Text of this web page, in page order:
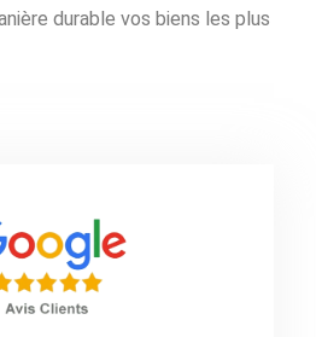
durable vos biens les plus